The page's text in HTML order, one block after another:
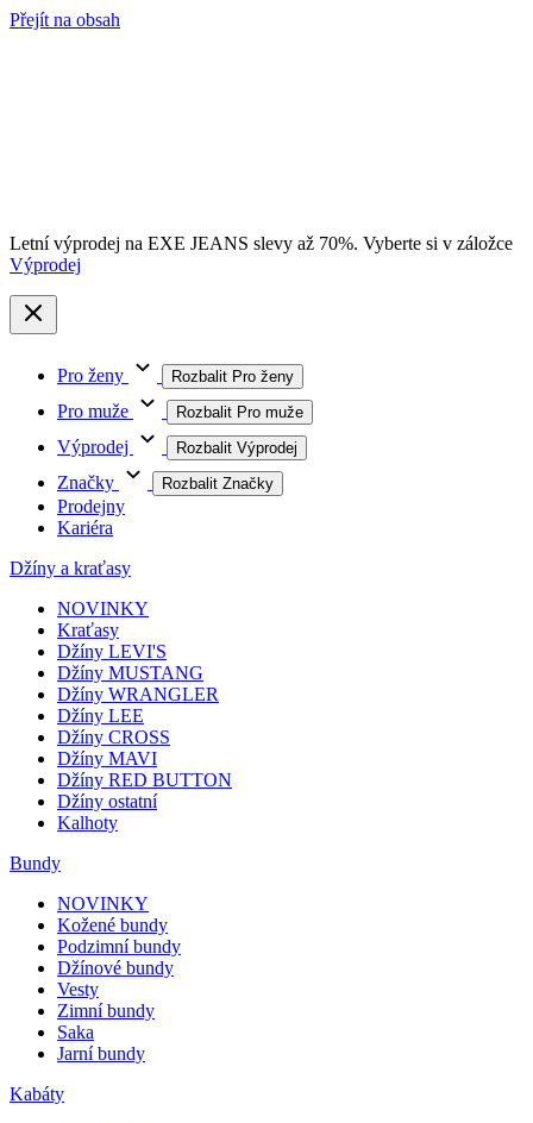
Přejít na obsah
Letní výprodej na EXE JEANS slevy až 70%. Vyberte si v záložce
Výprodej
Pro ženy Rozbalit Pro ženy
Pro muže Rozbalit Pro muže
Výprodej Rozbalit Výprodej
Značky Rozbalit Značky
Prodejny
Kariéra
Džíny a kraťasy
NOVINKY
Kraťasy
Džíny LEVI'S
Džíny MUSTANG
Džíny WRANGLER
Džíny LEE
Džíny CROSS
Džíny MAVI
Džíny RED BUTTON
Džíny ostatní
Kalhoty
Bundy
NOVINKY
Kožené bundy
Podzimní bundy
Džínové bundy
Vesty
Zimní bundy
Saka
Jarní bundy
Kabáty